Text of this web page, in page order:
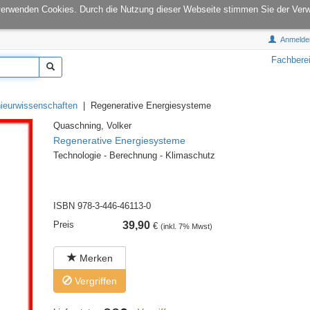
Cookies. Durch die Nutzung dieser Webseite stimmen Sie der
onCampus:S1|03 E-Mail:info@tu-books.de
| Regenerative Energiesysteme
Quaschning, Volker
Regenerative Energiesysteme
Technologie - Berechnung - Klimaschutz
ISBN 978-3-446-46113-0
Preis
39,90€ (inkl. 7% Mwst)
Merken
Vergriffen